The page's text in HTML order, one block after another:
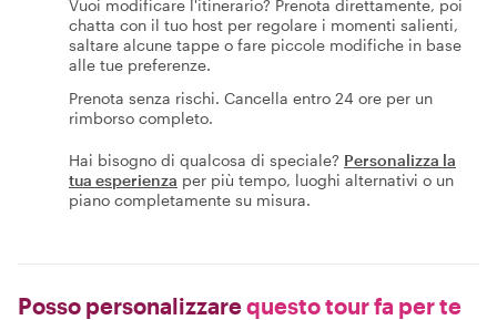
Vuoi modificare l'itinerario? Prenota direttamente, poi
chatta con il tuo host per regolare i momenti salienti,
saltare alcune tappe o fare piccole modifiche in base
alle tue preferenze.
Prenota senza rischi. Cancella entro 24 ore per un
rimborso completo.
Hai bisogno di qualcosa di speciale? Personalizza la
tua esperienza per più tempo, luoghi alternativi o un
piano completamente su misura.
Posso personalizzarequesto tour fa per te